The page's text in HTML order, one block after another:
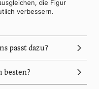
die Figur
verbessern.
passt dazu?
besten?